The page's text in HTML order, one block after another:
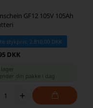
GF12 105V 105Ah
stykpris: 2.810,00 DKK
DKK
lager
din pakke i dag
+